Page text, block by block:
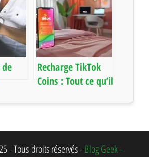
messagerie
Recharge TikTok
Coins : Tout ce qu’il
- Tous droits réservés -Blog Geek -